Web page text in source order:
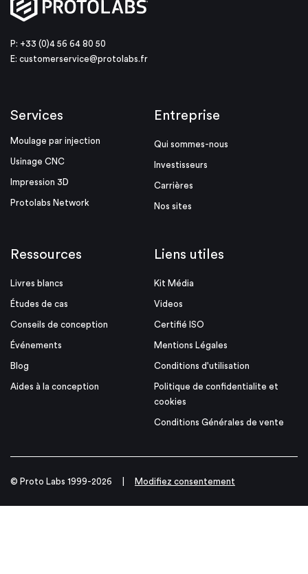
P: +33 (0)4 56 64 80 50
E: customerservice@protolabs.fr
Services
Moulage par injection
Usinage CNC
Impression 3D
Protolabs Network
Entreprise
Qui sommes-nous
Investisseurs
Carrières
Nos sites
Ressources
Livres blancs
Études de cas
Conseils de conception
Événements
Blog
Aides à la conception
Liens utiles
Kit Média
Videos
Certifié ISO
Mentions Légales
Conditions d'utilisation
Politique de confidentialite et
cookies
Conditions Générales de vente
© Proto Labs 1999-2026 Modifiez consentement